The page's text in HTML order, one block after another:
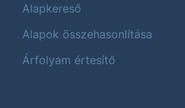
Alapkereső
Alapok összehasonlítása
Árfolyam értesítő